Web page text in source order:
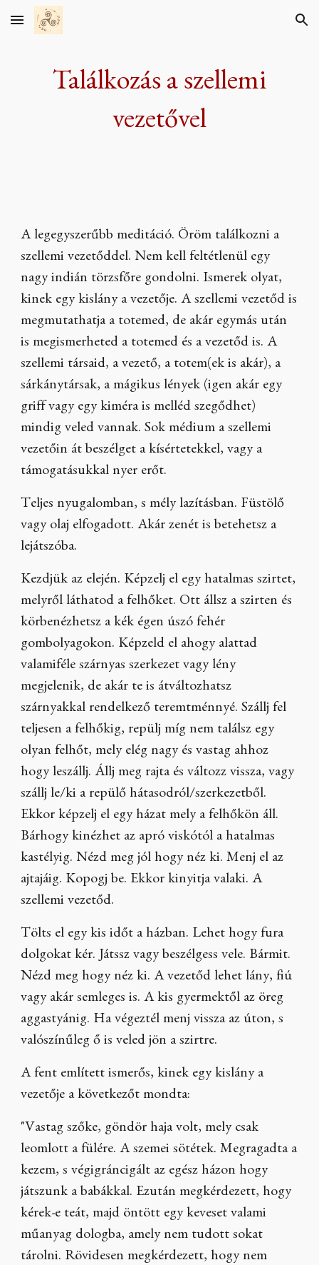
Skip to main content Skip to navigation
Találkozás a szellemi
vezetővel
A legegyszerűbb meditáció. Öröm találkozni a
szellemi vezetőddel. Nem kell feltétlenül egy
nagy indián törzsfőre gondolni. Ismerek olyat,
kinek egy kislány a vezetője. A szellemi vezetőd is
megmutathatja a totemed, de akár egymás után
is megismerheted a totemed és a vezetőd is. A
szellemi társaid, a vezető, a totem(ek is akár), a
sárkánytársak, a mágikus lények (igen akár egy
griff vagy egy kiméra is melléd szegődhet)
mindig veled vannak. Sok médium a szellemi
vezetőin át beszélget a kísértetekkel, vagy a
támogatásukkal nyer erőt.
Teljes nyugalomban, s mély lazításban. Füstölő
vagy olaj elfogadott. Akár zenét is betehetsz a
lejátszóba.
Kezdjük az elején. Képzelj el egy hatalmas szirtet,
melyről láthatod a felhőket. Ott állsz a szirten és
körbenézhetsz a kék égen úszó fehér
gombolyagokon. Képzeld el ahogy alattad
valamiféle szárnyas szerkezet vagy lény
megjelenik, de akár te is átváltozhatsz
szárnyakkal rendelkező teremtménnyé. Szállj fel
teljesen a felhőkig, repülj míg nem találsz egy
olyan felhőt, mely elég nagy és vastag ahhoz
hogy leszállj. Állj meg rajta és változz vissza, vagy
szállj le/ki a repülő hátasodról/szerkezetből.
Ekkor képzelj el egy házat mely a felhőkön áll.
Bárhogy kinézhet az apró viskótól a hatalmas
kastélyig. Nézd meg jól hogy néz ki. Menj el az
ajtajáig. Kopogj be. Ekkor kinyitja valaki. A
szellemi vezetőd.
Tölts el egy kis időt a házban. Lehet hogy fura
dolgokat kér. Játssz vagy beszélgess vele. Bármit.
Nézd meg hogy néz ki. A vezetőd lehet lány, fiú
vagy akár semleges is. A kis gyermektől az öreg
aggastyánig. Ha végeztél menj vissza az úton, s
valószínűleg ő is veled jön a szirtre.
A fent említett ismerős, kinek egy kislány a
vezetője a következőt mondta:
"Vastag szőke, göndör haja volt, mely csak
leomlott a fülére. A szemei sötétek. Megragadta a
kezem, s végigráncigált az egész házon hogy
játszunk a babákkal. Ezután megkérdezett, hogy
kérek-e teát, majd öntött egy keveset valami
műanyag dologba, amely nem tudott sokat
tárolni. Rövidesen megkérdezett, hogy nem